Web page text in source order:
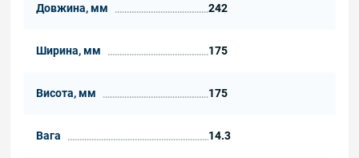
Довжина, мм 242
Ширина, мм 175
Висота, мм 175
Вага 14.3